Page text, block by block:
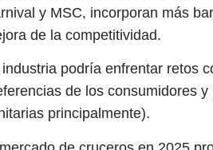
y MSC, incorporan más
de la competitividad.
industria podría enfrentar retos
de los consumidores
principalmente).